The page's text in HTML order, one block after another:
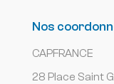
Nos
CAPFRANCE
28 Place Saint